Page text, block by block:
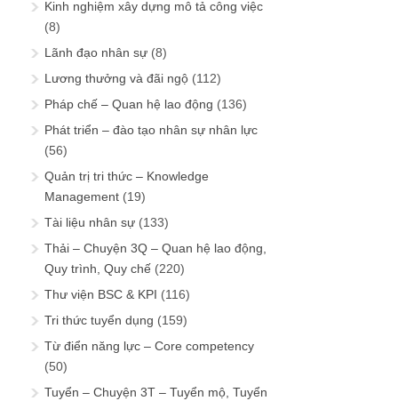
Kinh nghiệm xây dựng mô tả công việc
(8)
Lãnh đạo nhân sự (8)
Lương thưởng và đãi ngộ (112)
Pháp chế – Quan hệ lao động (136)
Phát triển – đào tạo nhân sự nhân lực
(56)
Quản trị tri thức – Knowledge
Management (19)
Tài liệu nhân sự (133)
Thải – Chuyện 3Q – Quan hệ lao động,
Quy trình, Quy chế (220)
Thư viện BSC & KPI (116)
Tri thức tuyển dụng (159)
Từ điển năng lực – Core competency
(50)
Tuyển – Chuyện 3T – Tuyển mộ, Tuyển